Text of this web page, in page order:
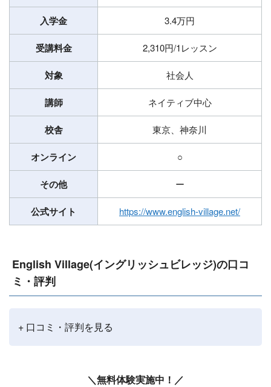
入学金 3.4万円
受講料金 2,310円/1レッスン
対象 社会人
講師 ネイティブ中心
校舎 東京、神奈川
オンライン ○
その他 ー
公式サイト https://www.english-village.net/
English Village(イングリッシュビレッジ)の口コ
ミ・評判
+ 口コミ・評判を見る
＼無料体験実施中！／